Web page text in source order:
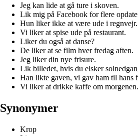
Jeg kan lide at gå ture i skoven.
Lik mig på Facebook for flere
Hun liker ikke at være ude i regnvejr.
Vi liker at spise ude på restaurant.
Liker du også at danse?
De liker at se film hver fredag aften.
Jeg liker din nye frisure.
Lik billedet, hvis du elsker
Han likte gaven, vi gav ham til hans
Vi liker at drikke kaffe om morgenen.
Synonymer
Krop